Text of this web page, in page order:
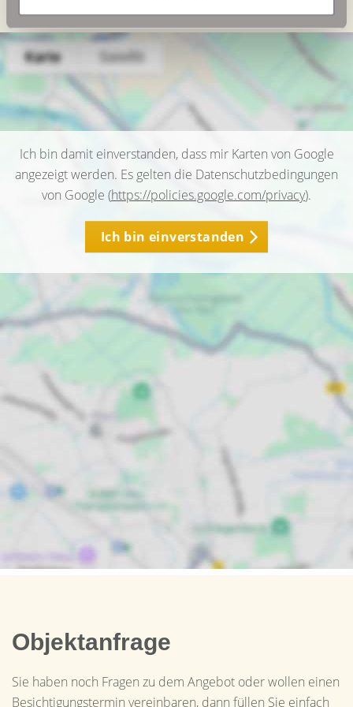
Ich bin damit einverstanden, dass mir Karten von Google
angezeigt werden. Es gelten die Datenschutzbedingungen
von Google (https://policies.google.com/privacy).
Ich bin einverstanden
Objektanfrage
Sie haben noch Fragen zu dem Angebot oder wollen einen
Besichtigungstermin vereinbaren, dann füllen Sie einfach